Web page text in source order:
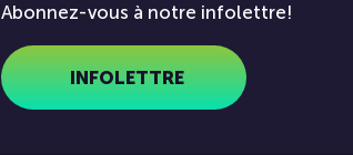
Abonnez-vous à notre infolettre!
INFOLETTRE